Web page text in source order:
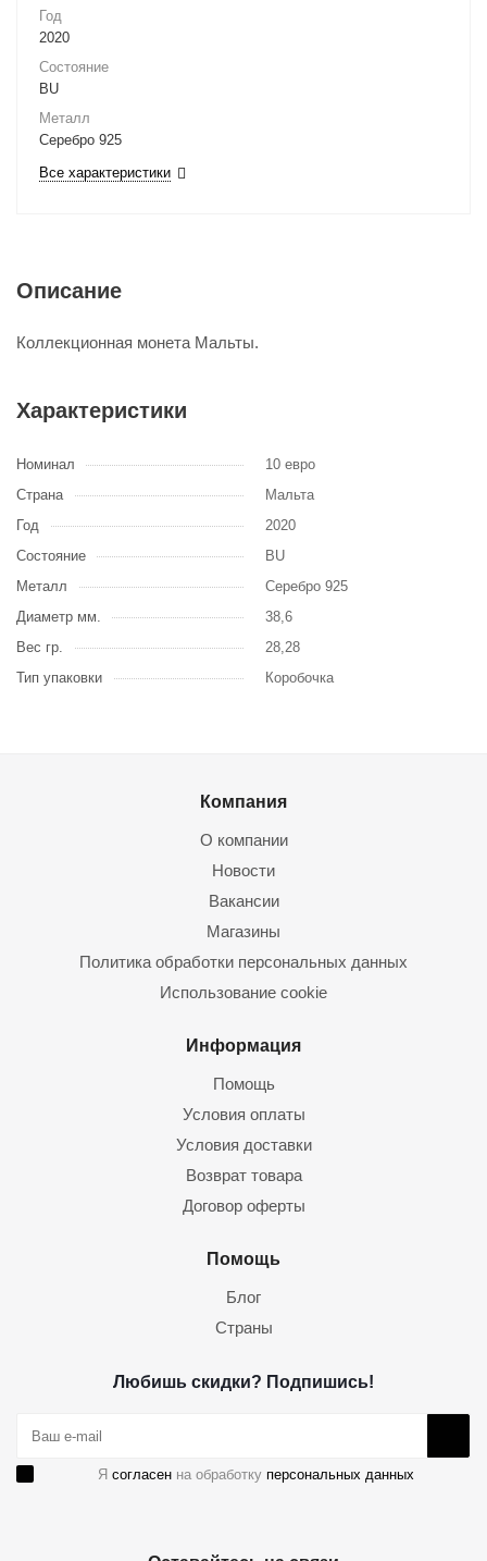
Год
2020
Состояние
BU
Металл
Серебро 925
Все характеристики
Описание
Коллекционная монета Мальты.
Характеристики
Номинал
10 евро
Страна
Мальта
Год
2020
Состояние
BU
Металл
Серебро 925
Диаметр мм.
38,6
Вес гр.
28,28
Тип упаковки
Коробочка
Компания
О компании
Новости
Вакансии
Магазины
Политика обработки персональных данных
Использование cookie
Информация
Помощь
Условия оплаты
Условия доставки
Возврат товара
Договор оферты
Помощь
Блог
Страны
Любишь скидки? Подпишись!
Я согласен на обработку персональных данных